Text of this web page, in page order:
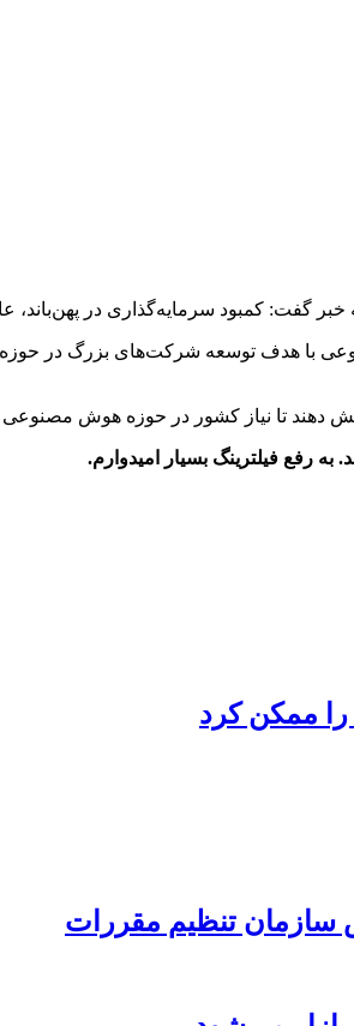
گفت: کمبود سرمایه‌گذاری در پهن‌باند،
با هدف توسعه شرکت‌های بزرگ در
به رفع فیلترینگ بسیار امیدوارم.
ممکن کرد